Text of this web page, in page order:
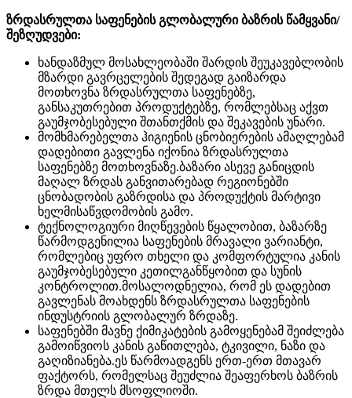
ზრდასრულთა საფენების გლობალური ბაზრის წამყვანი/
შეზღუდვები:
ხანდაზმულ მოსახლეობაში შარდის შეუკავებლობის
მზარდი გავრცელების შედეგად გაიზარდა
მოთხოვნა ზრდასრულთა საფენებზე,
განსაკუთრებით პროდუქტებზე, რომლებსაც აქვთ
გაუმჯობესებული შთანთქმის და შეკავების უნარი.
მომხმარებელთა ჰიგიენის ცნობიერების ამაღლებამ
დადებითი გავლენა იქონია ზრდასრულთა
საფენებზე მოთხოვნაზე.ბაზარი ასევე განიცდის
მაღალ ზრდას განვითარებად რეგიონებში
ცნობადობის გაზრდისა და პროდუქტის მარტივი
ხელმისაწვდომობის გამო.
ტექნოლოგიური მიღწევების წყალობით, ბაზარზე
წარმოდგენილია საფენების მრავალი ვარიანტი,
რომლებიც უფრო თხელი და კომფორტულია კანის
გაუმჯობესებული კეთილგანწყობით და სუნის
კონტროლით.მოსალოდნელია, რომ ეს დადებით
გავლენას მოახდენს ზრდასრულთა საფენების
ინდუსტრიის გლობალურ ზრდაზე.
საფენებში მავნე ქიმიკატების გამოყენებამ შეიძლება
გამოიწვიოს კანის გაწითლება, ტკივილი, ნაზი და
გაღიზიანება.ეს წარმოადგენს ერთ-ერთ მთავარ
ფაქტორს, რომელსაც შეუძლია შეაფერხოს ბაზრის
ზრდა მთელს მსოფლიოში.